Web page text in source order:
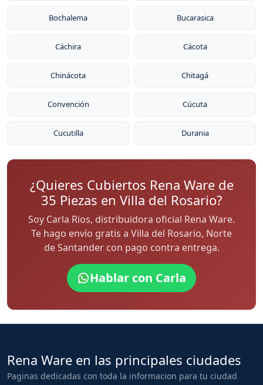
Bochalema Bucarasica
Cáchira Cácota
Chinácota Chitagá
Convención Cúcuta
Cucutilla Durania
¿Quieres Cubiertos Rena Ware de
35 Piezas en Villa del Rosario?
Soy Carla Rios, distribuidora oficial Rena Ware.
Te hago envío gratis a Villa del Rosario, Norte
de Santander con pago contra entrega.
Hablar con Carla
Rena Ware en las principales ciudades
Paginas dedicadas con toda la informacion para tu ciudad